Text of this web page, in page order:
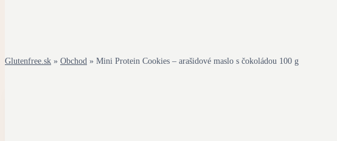
Glutenfree.sk » Obchod » Mini Protein Cookies – arašidové maslo s čokoládou 100 g